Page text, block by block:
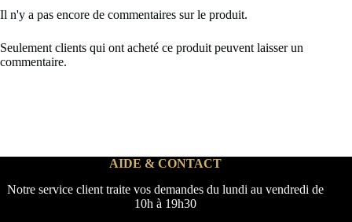
Il n'y a pas encore de commentaires sur le produit.
Seulement clients qui ont acheté ce produit peuvent laisser un
commentaire.
AIDE & CONTACT
Notre service client traite vos demandes du lundi au vendredi de
10h à 19h30